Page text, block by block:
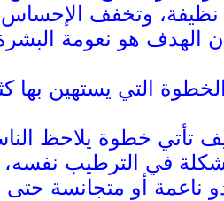
وتخفف الإحساس
الخطوة التي يستهين بها
في الترطيب